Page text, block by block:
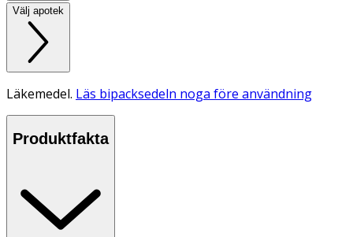
Välj apotek
Läkemedel. Läs bipacksedeln noga före användning
Produktfakta